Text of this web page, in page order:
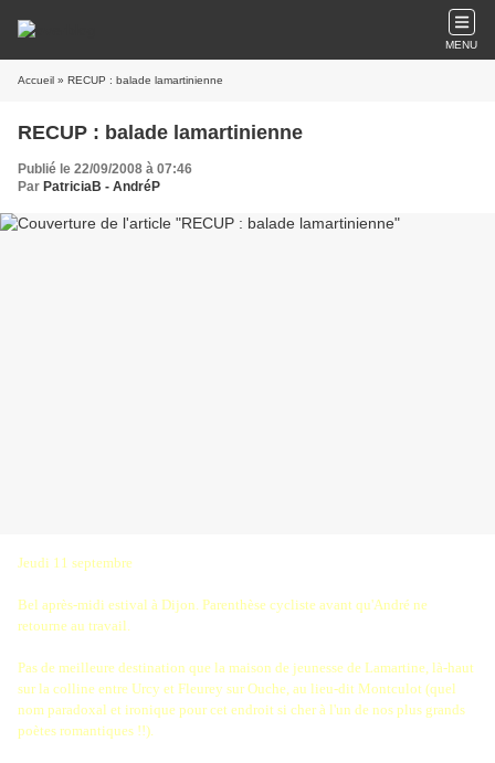
MENU
Accueil » RECUP : balade lamartinienne
RECUP : balade lamartinienne
Publié le 22/09/2008 à 07:46
Par PatriciaB - AndréP
Jeudi 11 septembre
Bel après-midi estival à Dijon. Parenthèse cycliste avant qu'André ne
retourne au travail.
Pas de meilleure destination que la maison de jeunesse de Lamartine, là-haut
sur la colline entre Urcy et Fleurey sur Ouche, au lieu-dit Montculot (quel
nom paradoxal et ironique pour cet endroit si cher à l'un de nos plus grands
poètes romantiques !!).